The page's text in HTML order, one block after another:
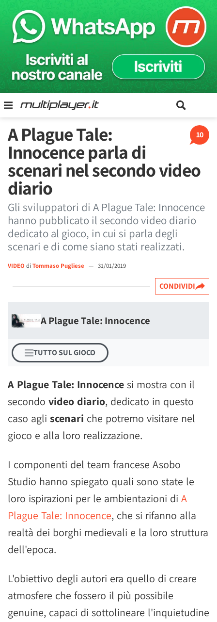
10
A Plague Tale:
Innocence parla di
scenari nel secondo video
diario
Gli sviluppatori di A Plague Tale: Innocence
hanno pubblicato il secondo video diario
dedicato al gioco, in cui si parla degli
scenari e di come siano stati realizzati.
VIDEO di Tommaso Pugliese — 31/01/2019
CONDIVIDI
A Plague Tale: Innocence
TUTTO SUL GIOCO
A Plague Tale: Innocence si mostra con il
secondo video diario, dedicato in questo
caso agli scenari che potremo visitare nel
gioco e alla loro realizzazione.
I componenti del team francese Asobo
Studio hanno spiegato quali sono state le
loro ispirazioni per le ambientazioni di A
Plague Tale: Innocence, che si rifanno alla
realtà dei borghi medievali e la loro struttura
dell'epoca.
L'obiettivo degli autori era quello di creare
atmosfere che fossero il più possibile
genuine, capaci di sottolineare l'inquietudine